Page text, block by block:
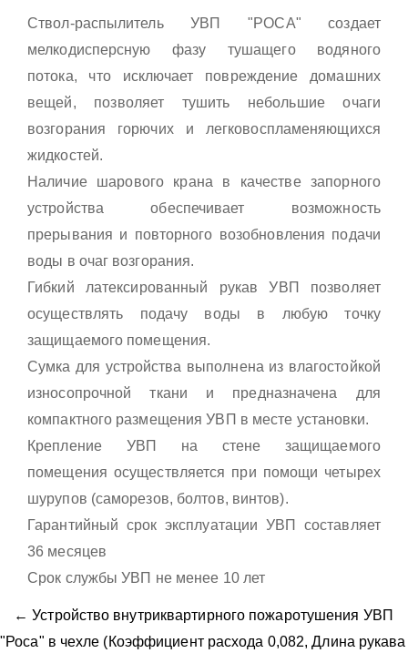
Ствол-распылитель УВП "РОСА" создает
мелкодисперсную фазу тушащего водяного
потока, что исключает повреждение домашних
вещей, позволяет тушить небольшие очаги
возгорания горючих и легковоспламеняющихся
жидкостей.
Наличие шарового крана в качестве запорного
устройства обеспечивает возможность
прерывания и повторного возобновления подачи
воды в очаг возгорания.
Гибкий латексированный рукав УВП позволяет
осуществлять подачу воды в любую точку
защищаемого помещения.
Сумка для устройства выполнена из влагостойкой
износопрочной ткани и предназначена для
компактного размещения УВП в месте установки.
Крепление УВП на стене защищаемого
помещения осуществляется при помощи четырех
шурупов (саморезов, болтов, винтов).
Гарантийный срок эксплуатации УВП составляет
36 месяцев
Срок службы УВП не менее 10 лет
← Устройство внутриквартирного пожаротушения УВП
"Роса" в чехле (Коэффициент расхода 0,082, Длина рукава